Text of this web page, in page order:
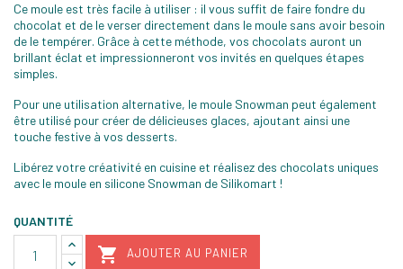
Ce moule est très facile à utiliser : il vous suffit de faire fondre du
chocolat et de le verser directement dans le moule sans avoir besoin
de le tempérer. Grâce à cette méthode, vos chocolats auront un
brillant éclat et impressionneront vos invités en quelques étapes
simples.
Pour une utilisation alternative, le moule Snowman peut également
être utilisé pour créer de délicieuses glaces, ajoutant ainsi une
touche festive à vos desserts.
Libérez votre créativité en cuisine et réalisez des chocolats uniques
avec le moule en silicone Snowman de Silikomart !
QUANTITÉ
 AJOUTER AU PANIER